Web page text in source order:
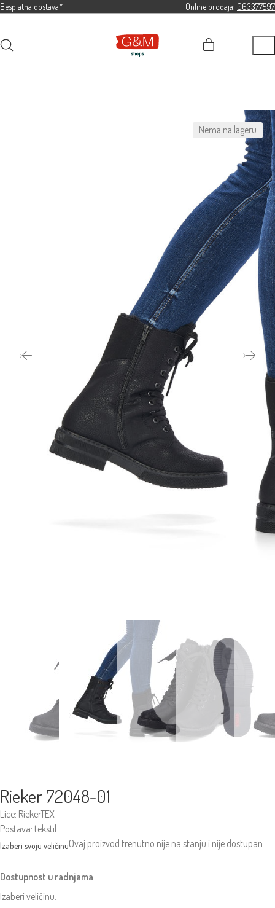
Besplatna dostava* Online prodaja: 063377597
Nema na lageru
Rieker 72048-01
Lice: RiekerTEX
Postava: tekstil
Ovaj proizvod trenutno nije na stanju i nije dostupan.
Dostupnost u radnjama
Izaberi veličinu.